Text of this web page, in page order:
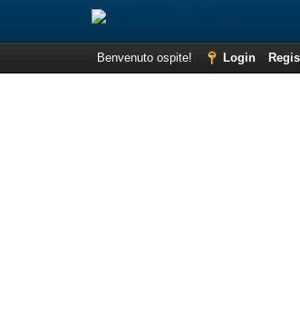
Benvenuto ospite! Login